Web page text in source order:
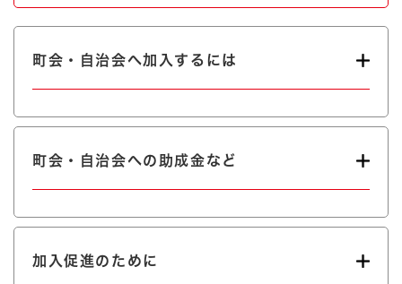
町会・自治会へ加入するには
町会・自治会への助成金など
加入促進のために